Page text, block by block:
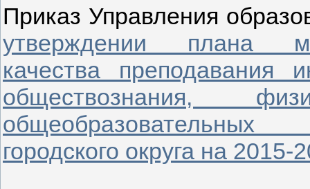
Приказ Управления
утверждении плана
качества преподавания
обществознания,
городского округа на